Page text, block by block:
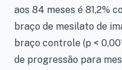
aos 84 meses é 81,2%
braço de mesilato de
braço controle (p <
de progressão para